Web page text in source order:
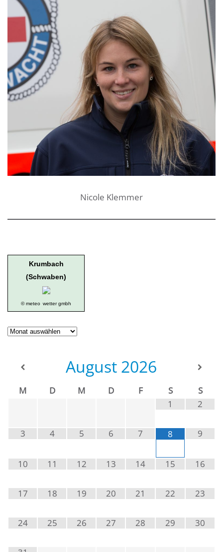
Nicole Klemmer
Krumbach
(Schwaben)
© meteo wetter gmbh
Geschichte
August 2026
M D M D F S
S
1
2
3 4 5 6 7 8 9
10 11 12 13 14 15 16
17 18 19 20 21 22 23
24 25 26 27 28 29 30